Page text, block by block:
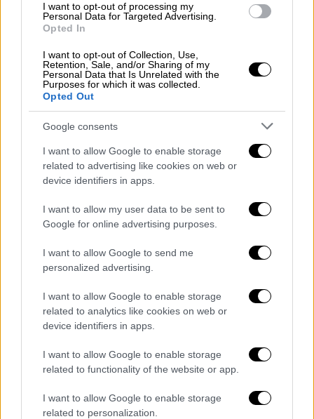
I want to opt-out of processing my
Personal Data for Targeted Advertising.
Opted In
I want to opt-out of Collection, Use,
Retention, Sale, and/or Sharing of my
Personal Data that Is Unrelated with the
Purposes for which it was collected.
Opted Out
Google consents
I want to allow Google to enable storage
related to advertising like cookies on web or
device identifiers in apps.
I want to allow my user data to be sent to
Google for online advertising purposes.
I want to allow Google to send me
personalized advertising.
I want to allow Google to enable storage
related to analytics like cookies on web or
device identifiers in apps.
I want to allow Google to enable storage
related to functionality of the website or app.
I want to allow Google to enable storage
related to personalization.
Η Λουκία αποτελούσε αναπόσπαστο κομμάτι
της καθημερινότητας του χώρου και είχε
κερδίσει την καρδιά τόσο των εργαζομένων
όσο και των επισκεπτών από όλο τον κόσμο
Πολιτισμός|21.12.2025 22:45
Εγκαινιάστηκε ο αρχαιολογικός χώρος
του ανακτόρου της Πέλλας -
Παρουσιάστηκαν για πρώτη φορά δύο
ελληνιστικά αγάλματα